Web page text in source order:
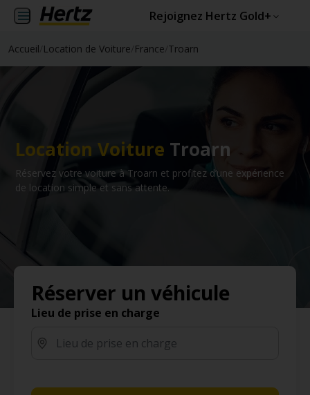
Rejoignez Hertz Gold+
Accueil Location de Voiture France Troarn
Location Voiture Troarn
Réservez votre voiture à Troarn et profitez d’une expérience
de location simple et sans attente.
Réserver un véhicule
Lieu de prise en charge